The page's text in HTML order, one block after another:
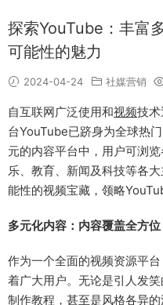
探索YouTube：丰富
可能性的魅力
2024-04-24 社媒营销
自互联网广泛使用和视频技
台YouTube已跻身为全球热
元的内容平台中，用户可浏
乐、教育、新闻及科技等各
能性的视频宝藏，领略
多元化内容：内容覆盖全方位
作为一个全面的视频资源平
着广大用户。无论是引人发
制作教程，甚至是风格各异